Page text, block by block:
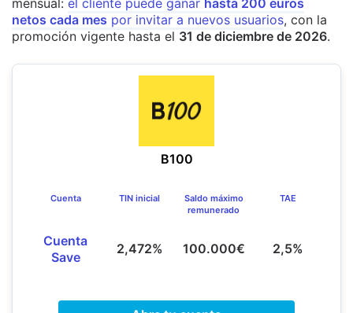
mensual: el cliente puede ganar hasta 200 euros
netos cada mes por invitar a nuevos usuarios, con la
promoción vigente hasta el 31 de diciembre de 2026.
B100
Cuenta
Cuenta
Save
TIN inicial
2,472%
Saldo máximo
remunerado
100.000€
TAE
2,5%